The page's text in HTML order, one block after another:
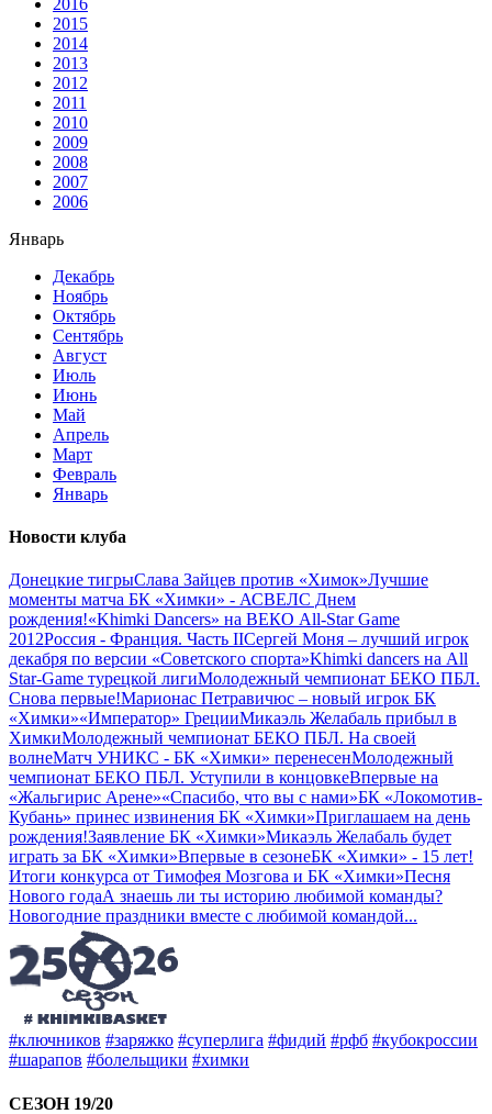
2015
2014
2013
2012
2011
2010
2009
2008
2007
2006
Январь
Декабрь
Ноябрь
Октябрь
Сентябрь
Август
Июль
Июнь
Май
Апрель
Март
Февраль
Январь
Новости клуба
Донецкие тигрыСлава Зайцев против «Химок»Лучшие
моменты матча БК «Химки» - АСВЕЛС Днем
рождения!«Khimki Dancers» на BЕКО All-Star Game
2012Россия - Франция. Часть IIСергей Моня – лучший игрок
декабря по версии «Советского спорта»Khimki dancers на All
Star-Game турецкой лигиМолодежный чемпионат БЕКО ПБЛ.
Снова первые!Марионас Петравичюс – новый игрок БК
«Химки»«Император» ГрецииМикаэль Желабаль прибыл в
ХимкиМолодежный чемпионат БЕКО ПБЛ. На своей
волнеМатч УНИКС - БК «Химки» перенесенМолодежный
чемпионат БЕКО ПБЛ. Уступили в концовкеВпервые на
«Жальгирис Арене»«Спасибо, что вы с нами»БК «Локомотив-
Кубань» принес извинения БК «Химки»Приглашаем на день
рождения!Заявление БК «Химки»Микаэль Желабаль будет
играть за БК «Химки»Впервые в сезонеБК «Химки» - 15 лет!
Итоги конкурса от Тимофея Мозгова и БК «Химки»Песня
Нового годаА знаешь ли ты историю любимой команды?
Новогодние праздники вместе с любимой командой...
#ключников #заряжко #суперлига #фидий #рфб #кубокроссии
#шарапов #болельщики #химки
СЕЗОН 19/20